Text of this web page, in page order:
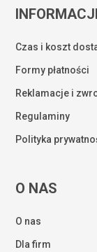
Czas i koszt
Formy płatności
Reklamacje i
Regulaminy
Polityka
O NAS
O nas
Dla firm